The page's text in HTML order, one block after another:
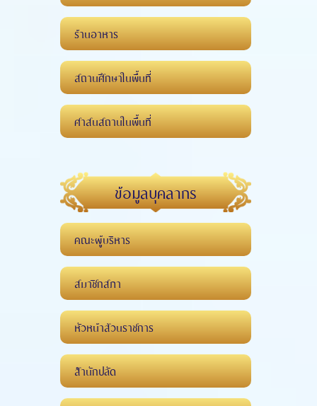
ร้านอาหาร
สถานศึกษาในพื้นที่
ศาสนสถานในพื้นที่
ข้อมูลบุคลากร
คณะผู้บริหาร
สมาชิกสภา
หัวหน้าส่วนราชการ
สำนักปลัด